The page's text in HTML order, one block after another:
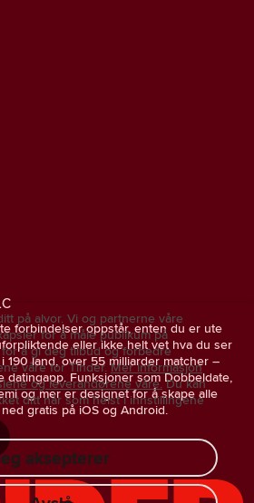
forbindelser oppstår, enten du er ute
eller ikke helt vet hva du ser
190 land, over 55 milliarder matcher –
Funksjoner som Dobbeldate,
og mer er designet for å skape alle
gratis på iOS og Android.
på alvor. Vi og partnerne våre
for å måle publikum på
å gi deg tilbud og forbedre
våre for Tinder. Mer informasjon
og leverandørene våre. Du kan
ditt når som helst i innstillingene
aksepterer